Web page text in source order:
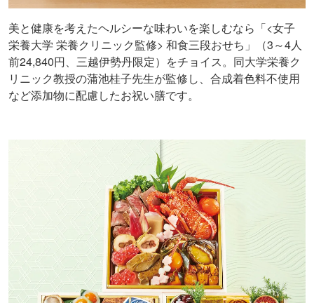
美と健康を考えたヘルシーな味わいを楽しむなら「<女子
栄養大学 栄養クリニック監修> 和食三段おせち」（3～4人
前24,840円、三越伊勢丹限定）をチョイス。同大学栄養ク
リニック教授の蒲池桂子先生が監修し、合成着色料不使用
など添加物に配慮したお祝い膳です。